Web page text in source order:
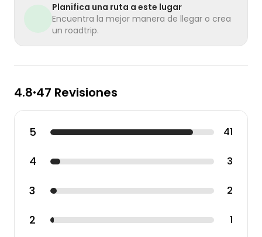
Planifica una ruta a este lugar
Encuentra la mejor manera de llegar o crea
un roadtrip.
4.8•47 Revisiones
5 41
4 3
3 2
2 1